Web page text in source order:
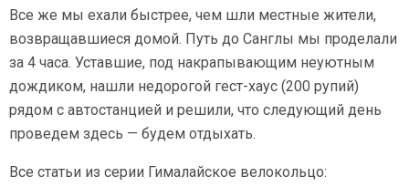
Все же мы ехали быстрее, чем шли местные жители,
возвращавшиеся домой. Путь до Санглы мы проделали
за 4 часа. Уставшие, под накрапывающим неуютным
дождиком, нашли недорогой гест-хаус (200 рупий)
рядом с автостанцией и решили, что следующий день
проведем здесь — будем отдыхать.
Все статьи из серии Гималайское велокольцо: